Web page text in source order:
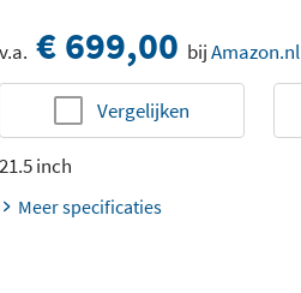
v.a. € 699,00 bijAmazon.nl
Vergelijken
21.5 inch
Meer specificaties